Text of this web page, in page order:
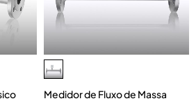
Medidor de Fluxo de Massa